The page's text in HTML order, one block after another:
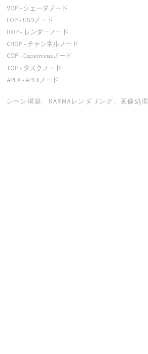
VOP - シェーダノード
LOP - USDノード
ROP - レンダーノード
CHOP - チャンネルノード
COP - Copernicusノード
TOP - タスクノード
APEX - APEXノード
シーン構築、KARMAレンダリング、画像処理